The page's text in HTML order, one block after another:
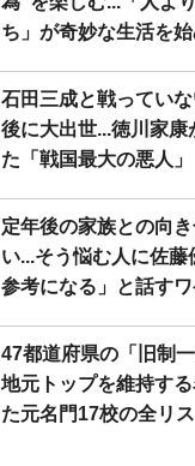
ち」が奇妙な生活を
石田三成と戦ってい
後に大出世...徳川家
た「戦国最大の悪人」
定年後の家族との向
い...そう悩む人に佐
参考になる」と話す
47都道府県の「旧制
地元トップを維持す
た元名門17校の全リ